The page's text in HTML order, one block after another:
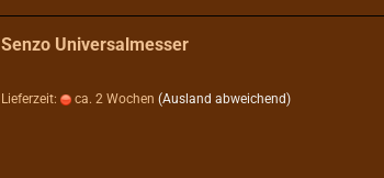
Senzo Universalmesser
Lieferzeit: ca. 2 Wochen (Ausland abweichend)